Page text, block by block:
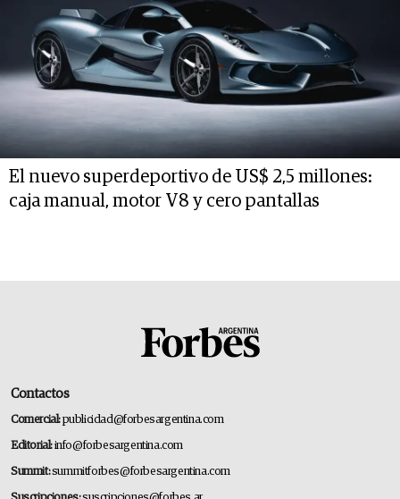
El nuevo superdeportivo de US$ 2,5 millones:
caja manual, motor V8 y cero pantallas
Contactos
Comercial:publicidad@forbesargentina.com
Editorial:info@forbesargentina.com
Summit:summitforbes@forbesargentina.com